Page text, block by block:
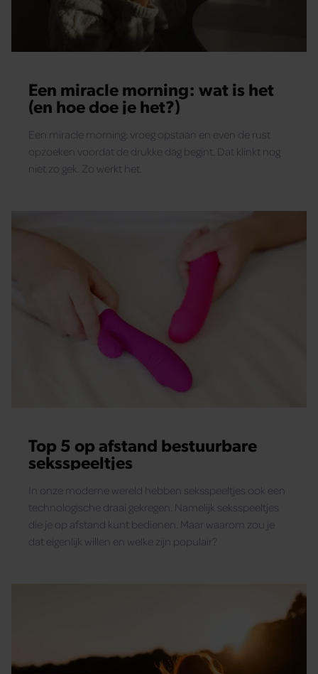
Een miracle morning: wat is het
(en hoe doe je het?)
Een miracle morning: vroeg opstaan en even de rust
opzoeken voordat de drukke dag begint. Dat klinkt nog
niet zo gek. Zo werkt het.
Top 5 op afstand bestuurbare
seksspeeltjes
In onze moderne wereld hebben seksspeeltjes ook een
technologische draai gekregen. Namelijk seksspeeltjes
die je op afstand kunt bedienen. Maar waarom zou je
dat eigenlijk willen en welke zijn populair?